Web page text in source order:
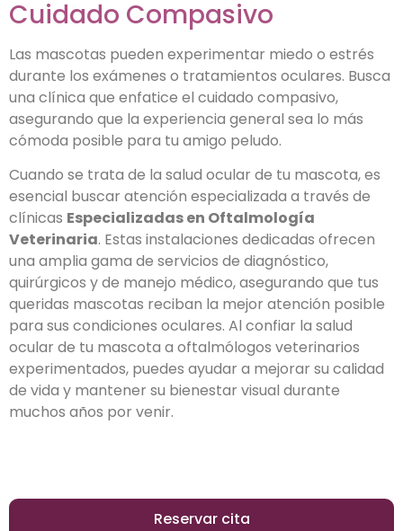
Cuidado Compasivo
Las mascotas pueden experimentar miedo o estrés
durante los exámenes o tratamientos oculares. Busca
una clínica que enfatice el cuidado compasivo,
asegurando que la experiencia general sea lo más
cómoda posible para tu amigo peludo.
Cuando se trata de la salud ocular de tu mascota, es
esencial buscar atención especializada a través de
clínicas Especializadas en Oftalmología
Veterinaria. Estas instalaciones dedicadas ofrecen
una amplia gama de servicios de diagnóstico,
quirúrgicos y de manejo médico, asegurando que tus
queridas mascotas reciban la mejor atención posible
para sus condiciones oculares. Al confiar la salud
ocular de tu mascota a oftalmólogos veterinarios
experimentados, puedes ayudar a mejorar su calidad
de vida y mantener su bienestar visual durante
muchos años por venir.
Reservar cita